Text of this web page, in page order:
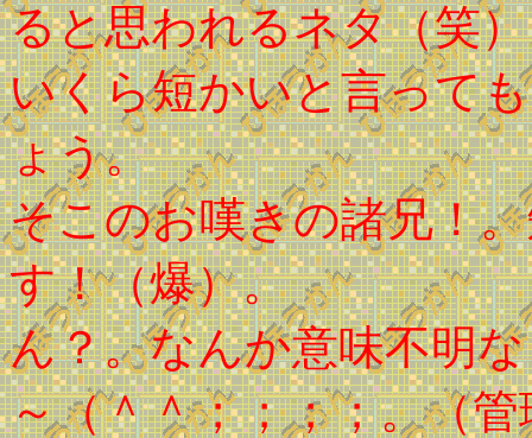
ると思われるネタ（笑
いくら短かいと言って
ょう。
そこのお嘆きの諸兄！
す！（爆）。
ん？。なんか意味不明
～（＾＾；；；；。（